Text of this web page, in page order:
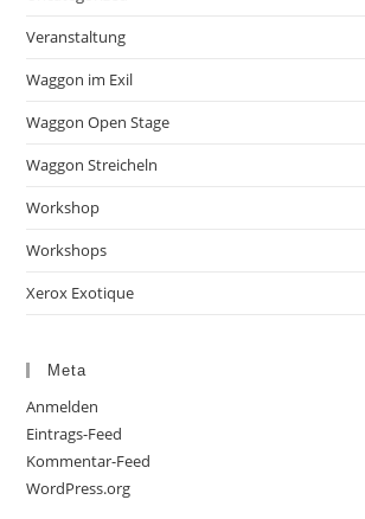
Veranstaltung
Waggon im Exil
Waggon Open Stage
Waggon Streicheln
Workshop
Workshops
Xerox Exotique
Meta
Anmelden
Eintrags-Feed
Kommentar-Feed
WordPress.org